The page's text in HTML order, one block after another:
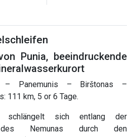
Punia, beeindruckende
– Panemunis – Birštonas –
111 km, 5 or 6 Tage.
schlängelt sich entlang der
Nemunas durch den